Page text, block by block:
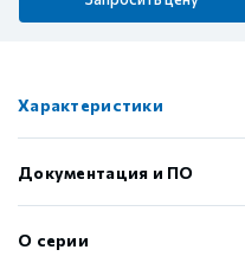
Характеристики
Документация и ПО
О серии